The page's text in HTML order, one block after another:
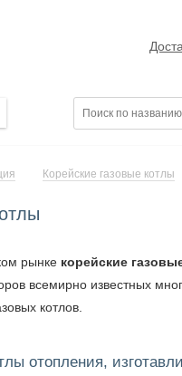
Корейские газовые котлы
рынке корейские
всемирно известных
котлов.
отопления,